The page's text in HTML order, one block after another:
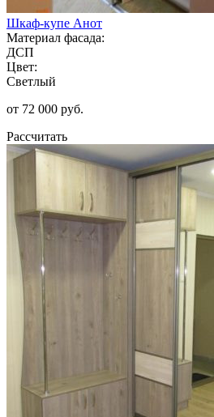
Шкаф-купе Анот
Материал фасада:
ДСП
Цвет:
Светлый
от 72 000 руб.
Рассчитать